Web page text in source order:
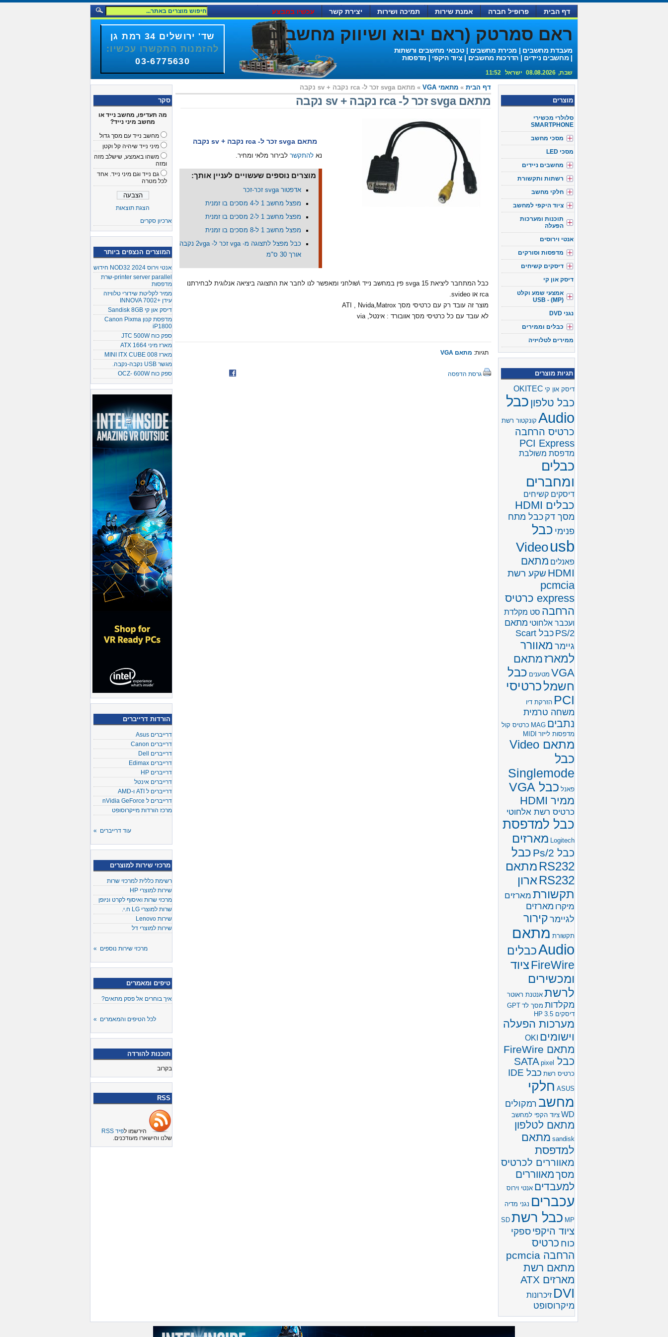
דף הבית פרופיל חברה אמנת שירות תמיכה ושירות יצירת קשר עכשיו במבצע
ראם סמרטק (ראם יבוא ושיווק מחשבים )
מעבדת מחשבים | מכירת מחשבים | טכנאי מחשבים ורשתות
| מחשבים ניידים | הדרכות מחשבים | ציוד היקפי | מדפסות
שבת, 08.08.2026 ישראל 11:52
שד' ירושלים 34 רמת גן
להזמנות התקשרו עכשיו:
03-6775630
סקר
מה תעדיפו, מחשב נייד או
מחשב מיני נייד?
מחשב נייד עם מסך גדול
מיני נייד שיהיה קל וקטן
משהו באמצע, שישלב מזה
ומזה
גם נייד וגם מיני נייד. אחד
לכל מטרה
הצגת תוצאות
ארכיון סקרים
המוצרים הנצפים ביותר
אנטי וירוס NOD32 2024 חידוש
printer server parallel-שרת
מדפסות
ממיר לקליטת שידורי טלוויזה
עידן +INNOVA 7002
דיסק און קי Sandisk 8GB
מדפסת קנון Canon Pixma
iP1800
ספק כוח JTC 500W
מארז מיני ATX 1664
מארז MINI ITX CUBE 008
מגשר USB נקבה-נקבה.
ספק כוח OCZ- 600W
הורדות דרייברים
דרייברים Asus
דרייברים Canon
דרייברים Dell
דרייברים Edimax
דרייברים HP
דרייברים אינטל
דרייברים ל ATI ו-AMD
דרייברים ל nVidia GeForce
מרכז הורדות מייקרוסופט
עוד דרייברים »
מרכזי שירות למוצרים
רשימת כללית למרכזי שרות
שירות למוצרי HP
מרכזי שרות ואיסוף לקרט וניופן
שרות למוצרי LG ח.י.
שירות Lenovo
שירות למוצרי דל
מרכזי שירות נוספים »
טיפים ומאמרים
איך בוחרים אל פסק מתאים?
לכל הטיפים והמאמרים »
תוכנות להורדה
בקרוב
RSS
הירשמו לפיד RSS
שלנו והישארו מעודכנים.
דף הבית » מתאמי VGA » מתאם svga זכר ל- rca נקבה + sv נקבה
מתאם svga זכר ל- rca נקבה + sv נקבה
מתאם svga זכר ל- rca נקבה + sv נקבה
נא להתקשר לבירור מלאי ומחיר.
מוצרים נוספים שעשויים לעניין אותך:
אדפטור svga זכר-זכר
מפצל מחשב 1 ל-4 מסכים בו זמנית
מפצל מחשב 1 ל-2 מסכים בו זמנית
מפצל מחשב 1 ל-8 מסכים בו זמנית
כבל מפצל לתצוגה מ- vga זכר ל- 2vga נקבה
אורך 30 ס"מ
כבל המתחבר ליציאת svga 15 פין במחשב נייד \שולחני ומאפשר לנו לחבר את התצוגה ביציאה אנלוגית לבחירתנו
rca או svideo.
מוצר זה עובד רק עם כרטיסי מסך ATI , Nvida,Matrox
לא עובד עם כל כרטיסי מסך אוובורד : אינטל, via
תגיות: מתאם VGA
גרסת הדפסה
מוצרים
סלולרי מכשירי
SMARTPHONE
מסכי מחשב
מסכי LED
מחשבים ניידים
רשתות ותקשורת
חלקי מחשב
ציוד היקפי למחשב
תוכנות ומערכות
הפעלה
אנטי וירוסים
מדפסות וסורקים
דיסקים קשיחים
דיסק און קי
אמצעי שמע וקלט
(USB - (MP
נגני DVD
כבלים וממירים
ממירים לטלויזיה
תגיות מוצרים
דיסק און קי OKITEC
כבל טלפון כבל
Audio קונקטור רשת
כרטיס הרחבה
PCI Express
מדפסת משולבת
כבלים
ומחברים
דיסקים קשיחים
כבלים HDMI
מסך דק כבל מתח
פנימי כבל
Videousb
פאנלים מתאם
HDMI שקע רשת
pcmcia
express כרטיס
הרחבה סט מקלדת
ועכבר אלחוטי מתאם
PS/2 כבל Scart
גיימר מאוורר
למארזמתאם
VGA מטענים כבל
חשמלכרטיסי
PCI הזרקת דיו
משחה טרמית
נתבים MAG כרטיס קול
מדפסות לייזר MIDI
מתאם Video
כבל
Singlemode
פאנל כבל VGA
ממיר HDMI
כרטיס רשת אלחוטי
כבל למדפסת
Logitech מארזים
כבל Ps/2
כבל
RS232 מתאם
RS232 ארון
תקשורת מארזים
מיקרו מארזים
לגיימר קירור
תקשורת מתאם
Audioכבלים
FireWireציוד
ומכשירים
לרשת אנטנת ראוטר
מקלדות מסך לד GPT
דיסקים 3.5
HP
מערכות הפעלה
וישומים OKI
מתאם FireWire
כבל SATA pixel
כרטיס רשת כבל IDE
ASUS חלקי
מחשב רמקולים
WD ציוד הקפי למחשב
מתאם לטלפון
sandisk מתאם
למדפסת
מאווררים לכרטיס
מסךמאווררים
למעבדים אנטי וירוס
עכברים נגני מדיה
MP כבל רשת SD
ציוד היקפיספקי
כוח כרטיס
הרחבה pcmcia
מתאם רשת
מארזים ATX
DVI זיכרונות
מיקרוסופט